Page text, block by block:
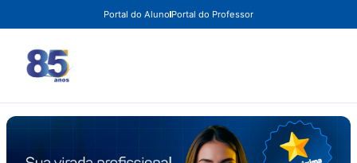
Portal do Aluno Portal do Professor